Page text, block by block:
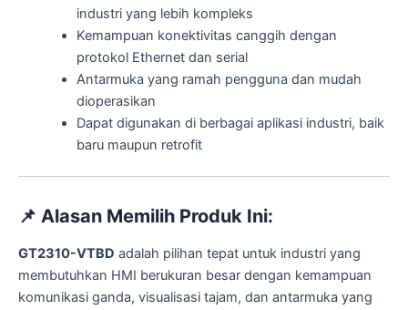
industri yang lebih kompleks
Kemampuan konektivitas canggih dengan
protokol Ethernet dan serial
Antarmuka yang ramah pengguna dan mudah
dioperasikan
Dapat digunakan di berbagai aplikasi industri, baik
baru maupun retrofit
📌 Alasan Memilih Produk Ini:
GT2310-VTBD adalah pilihan tepat untuk industri yang
membutuhkan HMI berukuran besar dengan kemampuan
komunikasi ganda, visualisasi tajam, dan antarmuka yang